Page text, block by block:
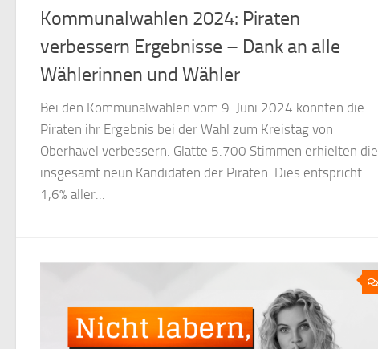
Kommunalwahlen 2024: Piraten
verbessern Ergebnisse – Dank an alle
Wählerinnen und Wähler
Bei den Kommunalwahlen vom 9. Juni 2024 konnten die
Piraten ihr Ergebnis bei der Wahl zum Kreistag von
Oberhavel verbessern. Glatte 5.700 Stimmen erhielten die
insgesamt neun Kandidaten der Piraten. Dies entspricht
1,6% aller...